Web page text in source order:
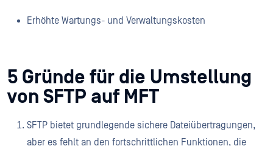
Erhöhte Wartungs- und Verwaltungskosten
5 Gründe für die Umstellung
von SFTP auf MFT
SFTP bietet grundlegende sichere Dateiübertragungen,
aber es fehlt an den fortschrittlichen Funktionen, die